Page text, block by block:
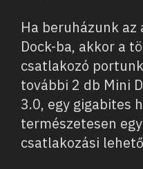
Ha beruházunk az
Dock-ba, akkor a
csatlakozó
további 2 db Mini
3.0, egy gigabites
természetesen
csatlakozási